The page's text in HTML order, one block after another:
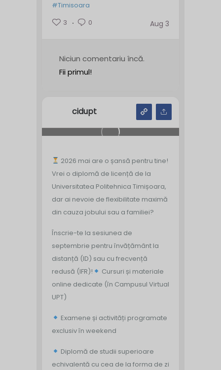
#Timisoara
3
0 Aug 3
Niciun comentariu încă.
Fii primul!
cidupt
2026 mai are o șansă pentru tine!
Vrei o diplomă de licență de la
Universitatea Politehnica Timișoara,
dar ai nevoie de flexibilitate maximă
din cauza jobului sau a familiei?
Înscrie-te la sesiunea de
septembrie pentru învățământ la
distanță (ID) sau cu frecvență
redusă (IFR)!
Cursuri și materiale
online dedicate (în Campusul Virtual
UPT)
Examene și activități programate
exclusiv în weekend
Diplomă de studii superioare
echivalentă cu cea de la forma de zi